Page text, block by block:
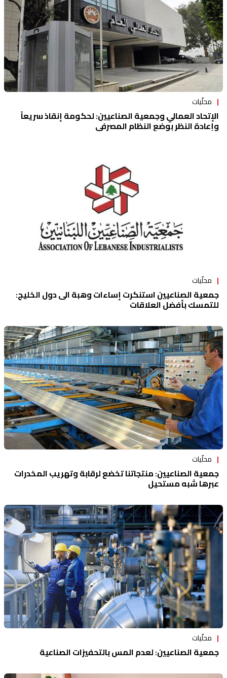
محلّيات
الإتحاد العمالي وجمعية الصناعيين: لحكومة إنقاذ سريعاً
وإعادة النظر بوضع النظام المصرفي
محلّيات
جمعية الصناعيين استنكرت إساءات وهبة الى دول الخليج:
للتمسك بأفضل العلاقات
محلّيات
جمعية الصناعيين: منتجاتنا تخضع لرقابة وتهريب المخدرات
عبرها شبه مستحيل
محلّيات
جمعية الصناعيين: لعدم المس بالتحفيزات الصناعية